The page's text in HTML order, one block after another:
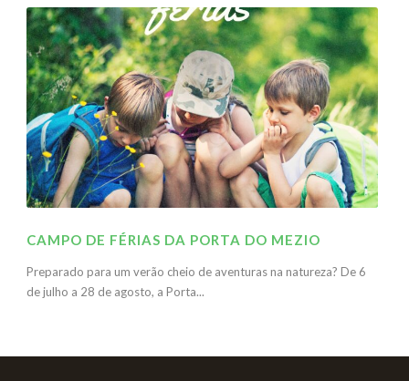
CAMPO DE FÉRIAS DA PORTA DO MEZIO
Preparado para um verão cheio de aventuras na natureza? De 6
de julho a 28 de agosto, a Porta...